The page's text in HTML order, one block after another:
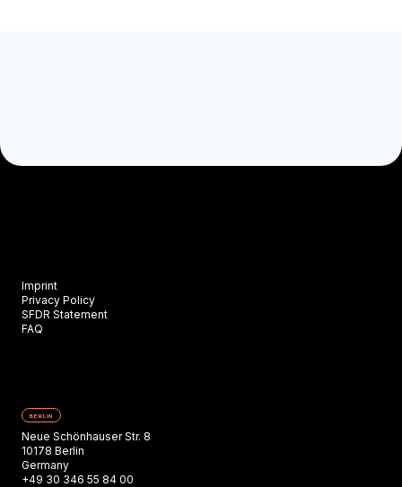
Imprint
Privacy Policy
SFDR Statement
FAQ
BERLIN
Neue Schönhauser Str. 8
10178 Berlin
Germany
+49 30 346 55 84 00